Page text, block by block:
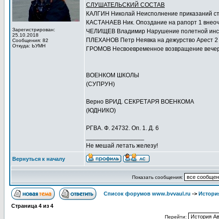
Зарегистрирован:
25.10.2018
Сообщения: 82
Откуда: ЬУМН
СЛУШАТЕЛЬСКИЙ СОСТАВ
КАЛГИН Николай Неисполнение приказаний
КАСТАНАЕВ Ник. Опоздание на рапорт 1
ЧЕЛИЩЕВ Владимир Нарушение полетной
ПЛЕХАНОВ Петр Неявка на дежурство Арест 2
ГРОМОВ Несвоевременное возвращение
ВОЕНКОМ ШКОЛЫ
(СУПРУН)
Верно ВРИД. СЕКРЕТАРЯ ВОЕНКОМА
(ЮДНИКО)
РГВА. Ф. 24732. Оп. 1. Д. 6
Не мешай летать железу!
Вернуться к началу
Показать сообщения:
Список форумов www.bvvaul.ru ->
Страница 4 из 4
Перейти: